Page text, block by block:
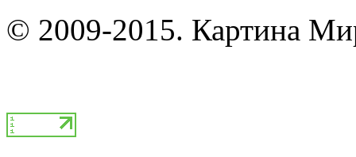
© 2009-2015. Картина